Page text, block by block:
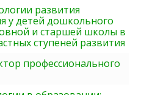
развития
у детей дошкольного
и старшей школы в
ступеней развития
профессионального